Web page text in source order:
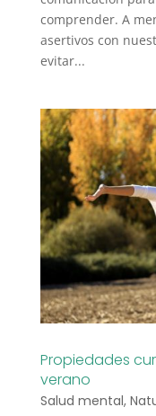
comprender. A
asertivos con
evitar...
Propiedades
verano
Salud mental,